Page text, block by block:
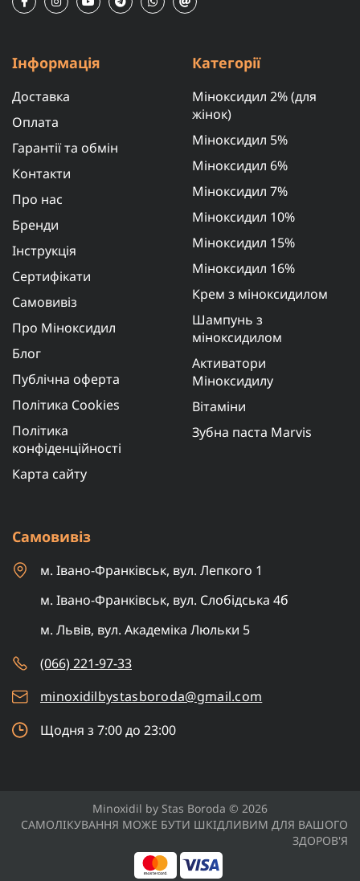
Інформація
Доставка
Оплата
Гарантії та обмін
Контакти
Про нас
Бренди
Інструкція
Сертифікати
Самовивіз
Про Міноксидил
Блог
Публічна оферта
Політика Cookies
Політика
конфіденційності
Карта сайту
Категорії
Міноксидил 2% (для
жінок)
Міноксидил 5%
Міноксидил 6%
Міноксидил 7%
Міноксидил 10%
Міноксидил 15%
Міноксидил 16%
Крем з міноксидилом
Шампунь з
міноксидилом
Активатори
Міноксидилу
Вітаміни
Зубна паста Marvis
Самовивіз
м. Івано-Франківськ, вул. Лепкого 1
м. Івано-Франківськ, вул. Слобідська 4б
м. Львів, вул. Академіка Люльки 5
(066) 221-97-33
minoxidilbystasboroda@gmail.com
Щодня з 7:00 до 23:00
Minoxidil by Stas Boroda © 2026
САМОЛІКУВАННЯ МОЖЕ БУТИ ШКІДЛИВИМ ДЛЯ ВАШОГО
ЗДОРОВ'Я